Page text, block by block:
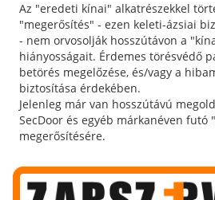
Az "eredeti kínai" alkatrészekkel
"megerősítés" - ezen keleti-ázsiai
- nem orvosolják hosszútávon a
hiányosságait. Érdemes törésvédő
betörés megelőzése, és/vagy a
biztosítása érdekében.
Jelenleg már van hosszútávú
SecDoor és egyéb márkanéven
megerősítésére.